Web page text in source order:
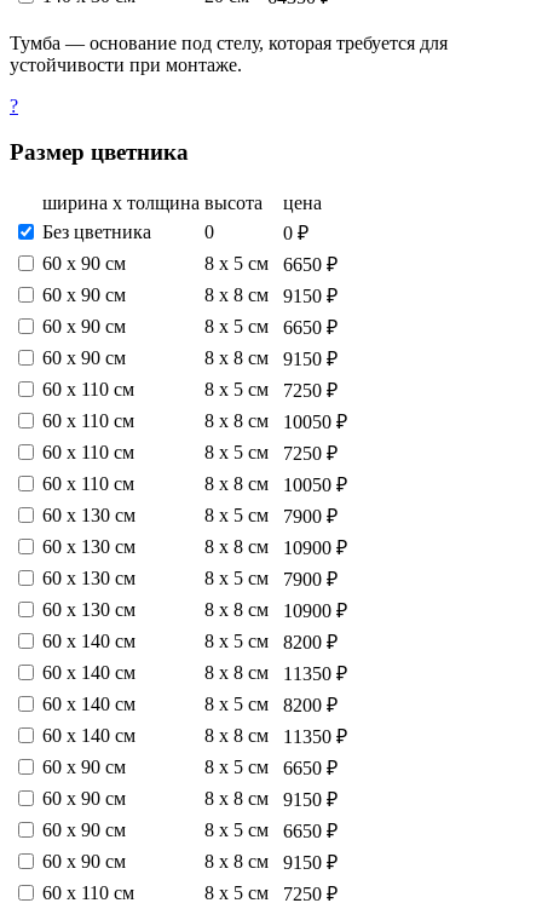
Тумба — основание под стелу, которая требуется для
устойчивости при монтаже.
?
Размер цветника
ширина х толщина высота
цена
Без цветника
0
0 ₽
60 х 90 см
8 х 5 см
6650 ₽
60 х 90 см
8 х 8 см
9150 ₽
60 х 90 см
8 х 5 см
6650 ₽
60 х 90 см
8 х 8 см
9150 ₽
60 х 110 см
8 х 5 см
7250 ₽
60 х 110 см
8 х 8 см
10050 ₽
60 х 110 см
8 х 5 см
7250 ₽
60 х 110 см
8 х 8 см
10050 ₽
60 х 130 см
8 х 5 см
7900 ₽
60 х 130 см
8 х 8 см
10900 ₽
60 х 130 см
8 х 5 см
7900 ₽
60 х 130 см
8 х 8 см
10900 ₽
60 х 140 см
8 х 5 см
8200 ₽
60 х 140 см
8 х 8 см
11350 ₽
60 х 140 см
8 х 5 см
8200 ₽
60 х 140 см
8 х 8 см
11350 ₽
60 х 90 см
8 х 5 см
6650 ₽
60 х 90 см
8 х 8 см
9150 ₽
60 х 90 см
8 х 5 см
6650 ₽
60 х 90 см
8 х 8 см
9150 ₽
60 х 110 см
8 х 5 см
7250 ₽